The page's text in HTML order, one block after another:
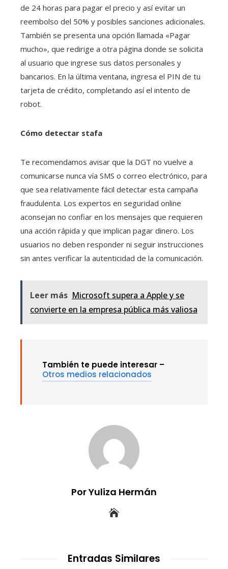
de 24 horas para pagar el precio y así evitar un
reembolso del 50% y posibles sanciones adicionales.
También se presenta una opción llamada «Pagar
mucho», que redirige a otra página donde se solicita
al usuario que ingrese sus datos personales y
bancarios. En la última ventana, ingresa el PIN de tu
tarjeta de crédito, completando así el intento de
robot.
Cómo detectar stafa
Te recomendamos avisar que la DGT no vuelve a
comunicarse nunca vía SMS o correo electrónico, para
que sea relativamente fácil detectar esta campaña
fraudulenta. Los expertos en seguridad online
aconsejan no confiar en los mensajes que requieren
una acción rápida y que implican pagar dinero. Los
usuarios no deben responder ni seguir instrucciones
sin antes verificar la autenticidad de la comunicación.
Leer más Microsoft supera a Apple y se
convierte en la empresa pública más valiosa
También te puede interesar –
Otros medios relacionados
Por Yuliza Hermán
Entradas Similares